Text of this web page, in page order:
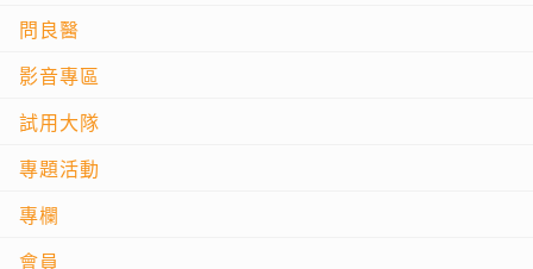
問良醫
影音專區
試用大隊
專題活動
專欄
會員